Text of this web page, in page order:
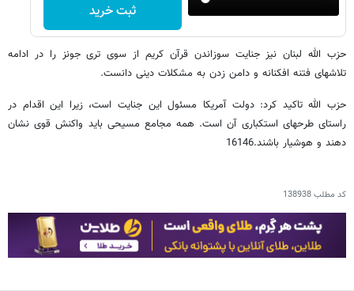
ثبت خرید
حزب الله لبنان نیز جنایت سوزاندن قرآن کریم از سوی تری جونز را در ادامه
تلاشهای فتنه افکنانه و دامن زدن به مشکلات دینی دانست.
حزب الله تاکید کرد: دولت آمریکا مسئول این جنایت است، زیرا این اقدام در
راستای طرحهای استکباری آن است. همه مجامع مسیحی باید واکنش قوی نشان
دهند و هوشیار باشند.16146
کد مطلب138938